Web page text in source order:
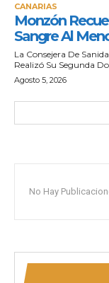
CANARIAS
Monzón
Sangre Al
La Consejera De
Realizó Su Segunda
Agosto 5, 2026
No Hay